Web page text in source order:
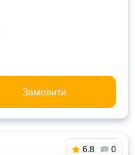
Замовити
6.8 0